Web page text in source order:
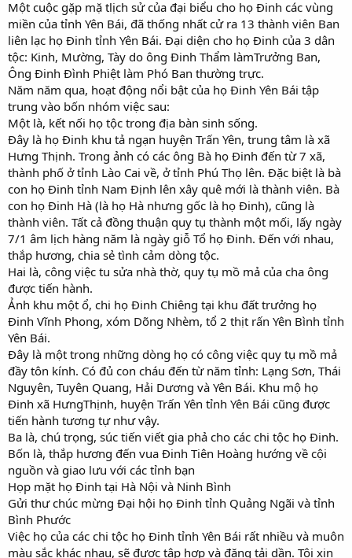
Một cuộc gặp mặ tlịch sử của đại biểu cho họ Đinh các vùng
miền của tỉnh Yên Bái, đã thống nhất cử ra 13 thành viên Ban
liên lạc họ Đinh tỉnh Yên Bái. Đại diện cho họ Đinh của 3 dân
tộc: Kinh, Mường, Tày do ông Đinh Thẩm làmTrưởng Ban,
Ông Đinh Đình Phiệt làm Phó Ban thường trực.
Năm năm qua, hoạt động nổi bật của họ Đinh Yên Bái tập
trung vào bốn nhóm việc sau:
Một là, kết nối họ tộc trong địa bàn sinh sống.
Đây là họ Đinh khu tả ngạn huyện Trấn Yên, trung tâm là xã
Hưng Thịnh. Trong ảnh có các ông Bà họ Đinh đến từ 7 xã,
thành phố ở tỉnh Lào Cai về, ở tỉnh Phú Thọ lên. Đặc biệt là bà
con họ Đinh tỉnh Nam Định lên xây quê mới là thành viên. Bà
con họ Đinh Hà (là họ Hà nhưng gốc là họ Đinh), cũng là
thành viên. Tất cả đồng thuận quy tụ thành một mối, lấy ngày
7/1 âm lịch hàng năm là ngày giỗ Tổ họ Đinh. Đến với nhau,
thắp hương, chia sẻ tình cảm dòng tộc.
Hai là, công việc tu sửa nhà thờ, quy tụ mồ mả của cha ông
được tiến hành.
Ảnh khu một ổ, chi họ Đinh Chiêng tại khu đất trưởng họ
Đinh Vĩnh Phong, xóm Dõng Nhèm, tổ 2 thịt rấn Yên Bình tỉnh
Yên Bái.
Đây là một trong những dòng họ có công việc quy tụ mồ mả
đầy tôn kính. Có đủ con cháu đến từ năm tỉnh: Lạng Sơn, Thái
Nguyên, Tuyên Quang, Hải Dương và Yên Bái. Khu mộ họ
Đinh xã HưngThịnh, huyện Trấn Yên tỉnh Yên Bái cũng được
tiến hành tương tự như vậy.
Ba là, chú trọng, súc tiến viết gia phả cho các chi tộc họ Đinh.
Bốn là, thắp hương đến vua Đinh Tiên Hoàng hướng về cội
nguồn và giao lưu với các tỉnh bạn
Họp mặt họ Đinh tại Hà Nội và Ninh Bình
Gửi thư chúc mừng Đại hội họ Đinh tỉnh Quảng Ngãi và tỉnh
Bình Phước
Việc họ của các chi tộc họ Đinh tỉnh Yên Bái rất nhiều và muôn
màu sắc khác nhau, sẽ được tập hợp và đăng tải dần. Tôi xin